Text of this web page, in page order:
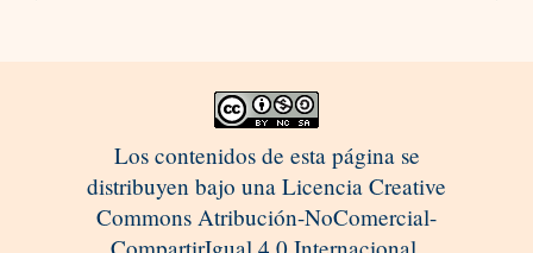
Los contenidos de esta página se
distribuyen bajo una Licencia Creative
Commons Atribución-NoComercial-